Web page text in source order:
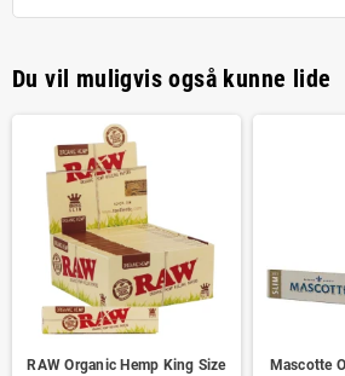
Du vil muligvis også kunne lide
RAW Organic Hemp King Size
Mascotte